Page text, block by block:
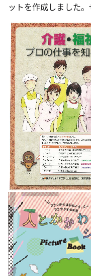
ットを作成しました。